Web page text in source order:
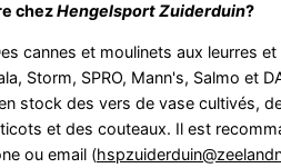
chezHengelsport Zuiderduin?
cannes et moulinets aux leurres
Storm, SPRO, Mann's, Salmo et
stock des vers de vase cultivés,
et des couteaux. Il est
ou email (